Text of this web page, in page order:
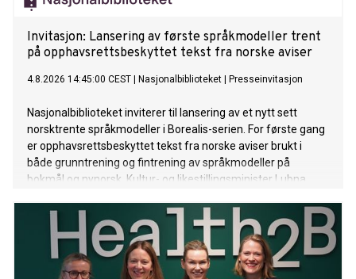
Invitasjon: Lansering av første språkmodeller trent
på opphavsrettsbeskyttet tekst fra norske aviser
4.8.2026 14:45:00 CEST Nasjonalbiblioteket Presseinvitasjon
Nasjonalbiblioteket inviterer til lansering av et nytt sett
norsktrente språkmodeller i Borealis-serien. For første gang
er opphavsrettsbeskyttet tekst fra norske aviser brukt i
både grunntrening og fintrening av språkmodeller på
bokmål og nynorsk. Kultur- og likestillingsminister Lubna
Tung deltar på lanseringen.